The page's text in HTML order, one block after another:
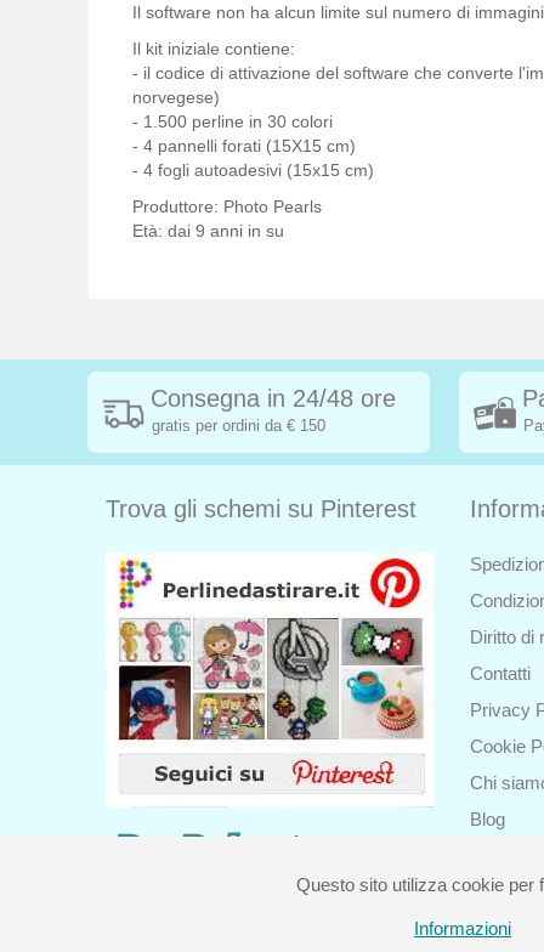
Questo sito utilizza cookie per
Informazioni
Il software non ha alcun limite sul numero di
Il kit iniziale contiene:
- il codice di attivazione del software che converte
norvegese)
- 1.500 perline in 30 colori
- 4 pannelli forati (15X15 cm)
- 4 fogli autoadesivi (15x15 cm)
Produttore: Photo Pearls
Età: dai 9 anni in su
Consegna in 24/48 ore
gratis per ordini da € 150
Trova gli schemi su Pinterest
Diritto di
Contatti
Privacy
Cookie
Chi
Blog
Piccolo Mondo di